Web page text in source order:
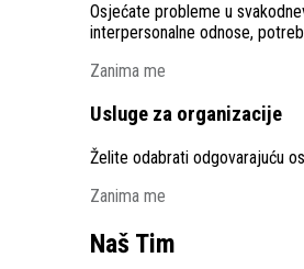
Osjećate probleme u
interpersonalne odnose,
Zanima me
Usluge za organizacije
Želite odabrati odgovarajuću
Zanima me
Naš Tim